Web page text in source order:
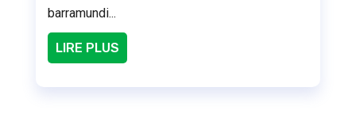
barramundi...
LIRE PLUS